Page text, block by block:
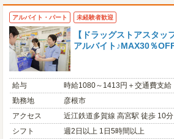
アルバイト・パート 未経験者歓迎
【ドラッグストアスタ
アルバイト♪MAX30％
給与
時給1080～1413円＋交通費支給
勤務地
彦根市
アクセス
近江鉄道多賀線 高宮駅 徒歩 10分
シフト
週2日以上 1日5時間以上